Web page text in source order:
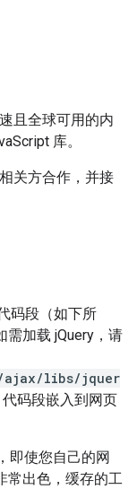
且全球可用的内
库。
关方合作，并接
码段（如下所
需加载 jQuery，请
ajax/libs/jquer
代码段嵌入到网页
即使您自己的网
常出色，缓存的工